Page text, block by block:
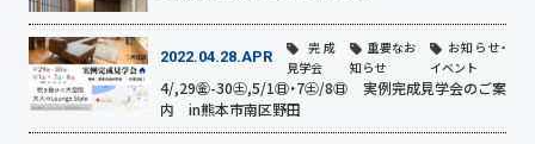
2022.04.28.APR
完成
見学会
重要なお
知らせ
お知らせ・
イベント
4/,29㊎-30㊏,5/1㊐・7㊏/8㊐ 実例完成見学会のご案
内 in熊本市南区野田